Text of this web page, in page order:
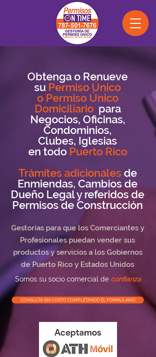
Obtenga o Renueve
su Permiso Único
o Permiso Único
Domiciliario para
Negocios, Oficinas,
Condominios,
Clubes, Iglesias
en todo Puerto Rico
Trámites adicionalesde
Enmiendas, Cambios de
Dueño Legal y referidos de
Permisos de Construcción
Gestorías para que los Comerciantes y
Profesionales puedan vender sus
productos y servicios a los Gobiernos
de Puerto Rico y Estados Unidos
Somos su socio comercial de confianza
CONSULTA SIN COSTO COMPLETANDO EL FORMULARIO